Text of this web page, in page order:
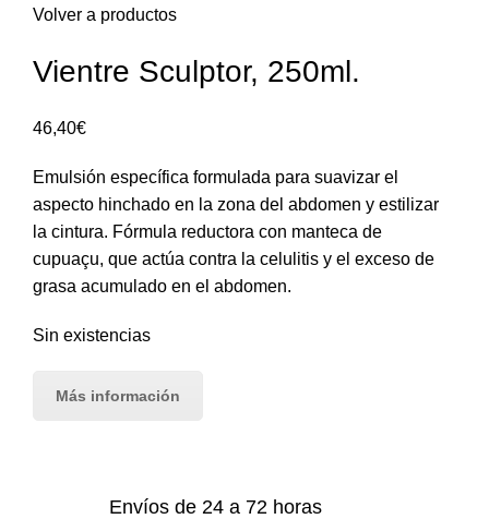
Volver a productos
Vientre Sculptor, 250ml.
46,40€
Emulsión específica formulada para suavizar el
aspecto hinchado en la zona del abdomen y estilizar
la cintura. Fórmula reductora con manteca de
cupuaçu, que actúa contra la celulitis y el exceso de
grasa acumulado en el abdomen.
Sin existencias
Más información
Envíos de 24 a 72 horas